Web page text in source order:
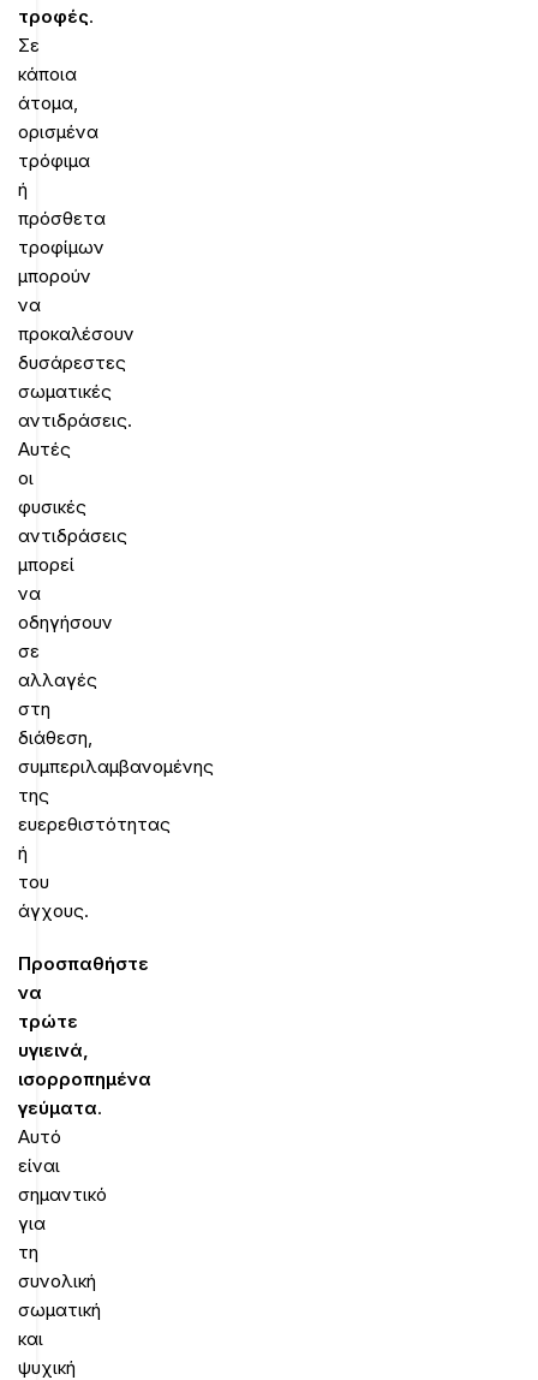
τροφές.
Σε
κάποια
άτομα,
ορισμένα
τρόφιμα
ή
πρόσθετα
τροφίμων
μπορούν
να
προκαλέσουν
δυσάρεστες
σωματικές
αντιδράσεις.
Αυτές
οι
φυσικές
αντιδράσεις
μπορεί
να
οδηγήσουν
σε
αλλαγές
στη
διάθεση,
συμπεριλαμβανομένης
της
ευερεθιστότητας
ή
του
άγχους.
Προσπαθήστε
να
τρώτε
υγιεινά,
ισορροπημένα
γεύματα.
Αυτό
είναι
σημαντικό
για
τη
συνολική
σωματική
και
ψυχική